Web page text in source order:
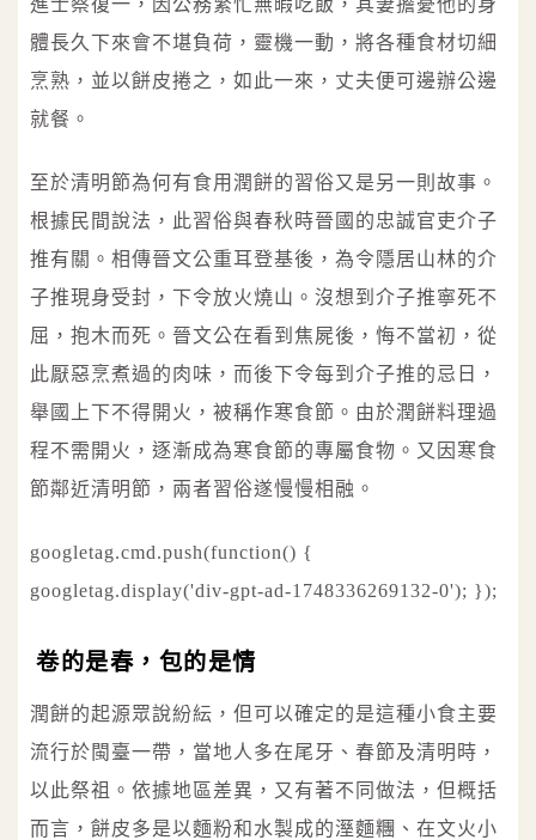
進士蔡復一，因公務繁忙無暇吃飯，其妻擔憂他的身
體長久下來會不堪負荷，靈機一動，將各種食材切細
烹熟，並以餅皮捲之，如此一來，丈夫便可邊辦公邊
就餐。
至於清明節為何有食用潤餅的習俗又是另一則故事。
根據民間說法，此習俗與春秋時晉國的忠誠官吏介子
推有關。相傳晉文公重耳登基後，為令隱居山林的介
子推現身受封，下令放火燒山。沒想到介子推寧死不
屈，抱木而死。晉文公在看到焦屍後，悔不當初，從
此厭惡烹煮過的肉味，而後下令每到介子推的忌日，
舉國上下不得開火，被稱作寒食節。由於潤餅料理過
程不需開火，逐漸成為寒食節的專屬食物。又因寒食
節鄰近清明節，兩者習俗遂慢慢相融。
googletag.cmd.push(function() {
googletag.display('div-gpt-ad-1748336269132-0'); });
卷的是春，包的是情
潤餅的起源眾說紛紜，但可以確定的是這種小食主要
流行於閩臺一帶，當地人多在尾牙、春節及清明時，
以此祭祖。依據地區差異，又有著不同做法，但概括
而言，餅皮多是以麵粉和水製成的溼麵糰、在文火小